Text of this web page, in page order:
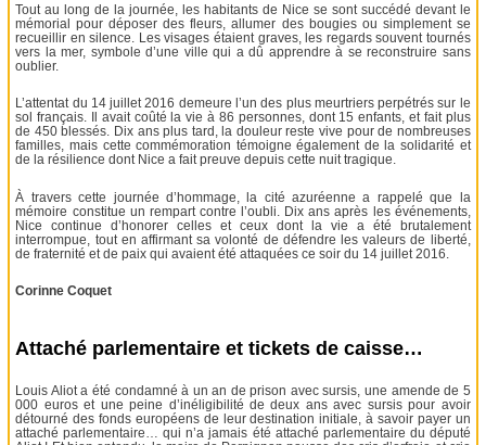
Tout au long de la journée, les habitants de Nice se sont succédé devant le
mémorial pour déposer des fleurs, allumer des bougies ou simplement se
recueillir en silence. Les visages étaient graves, les regards souvent tournés
vers la mer, symbole d’une ville qui a dû apprendre à se reconstruire sans
oublier.
L’attentat du 14 juillet 2016 demeure l’un des plus meurtriers perpétrés sur le
sol français. Il avait coûté la vie à 86 personnes, dont 15 enfants, et fait plus
de 450 blessés. Dix ans plus tard, la douleur reste vive pour de nombreuses
familles, mais cette commémoration témoigne également de la solidarité et
de la résilience dont Nice a fait preuve depuis cette nuit tragique.
À travers cette journée d’hommage, la cité azuréenne a rappelé que la
mémoire constitue un rempart contre l’oubli. Dix ans après les événements,
Nice continue d’honorer celles et ceux dont la vie a été brutalement
interrompue, tout en affirmant sa volonté de défendre les valeurs de liberté,
de fraternité et de paix qui avaient été attaquées ce soir du 14 juillet 2016.
Corinne Coquet
Attaché parlementaire et tickets de caisse…
Louis Aliot a été condamné à un an de prison avec sursis, une amende de 5
000 euros et une peine d’inéligibilité de deux ans avec sursis pour avoir
détourné des fonds européens de leur destination initiale, à savoir payer un
attaché parlementaire… qui n’a jamais été attaché parlementaire du député